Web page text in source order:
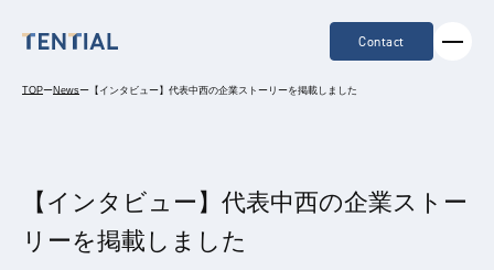
Contact
TOPーNewsー 【インタビュー】代表中西の企業ストーリーを掲載しました
【インタビュー】代表中西の企業ストー
リーを掲載しました